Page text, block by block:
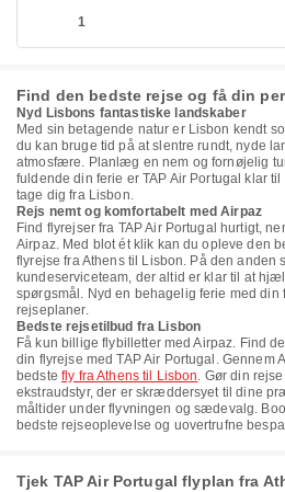
1
Find den bedste rejse og få din
Nyd Lisbons fantastiske landskaber
Med sin betagende natur er Lisbon kendt
du kan bruge tid på at slentre rundt, nyde
atmosfære. Planlæg en nem og fornøjelig
fuldende din ferie er TAP Air Portugal klar
tage dig fra Lisbon.
Rejs nemt og komfortabelt med Airpaz
Find flyrejser fra TAP Air Portugal hurtigt,
Airpaz. Med blot ét klik kan du opleve den
flyrejse fra Athens til Lisbon. På den anden
kundeserviceteam, der altid er klar til at
spørgsmål. Nyd en behagelig ferie med
rejseplaner.
Bedste rejsetilbud fra Lisbon
Få kun billige flybilletter med Airpaz. Find
din flyrejse med TAP Air Portugal. Gennem
bedste fly fra Athens til Lisbon. Gør din
ekstraudstyr, der er skræddersyet til dine
måltider under flyvningen og sædevalg.
bedste rejseoplevelse og uovertrufne
Tjek TAP Air Portugal flyplan fra